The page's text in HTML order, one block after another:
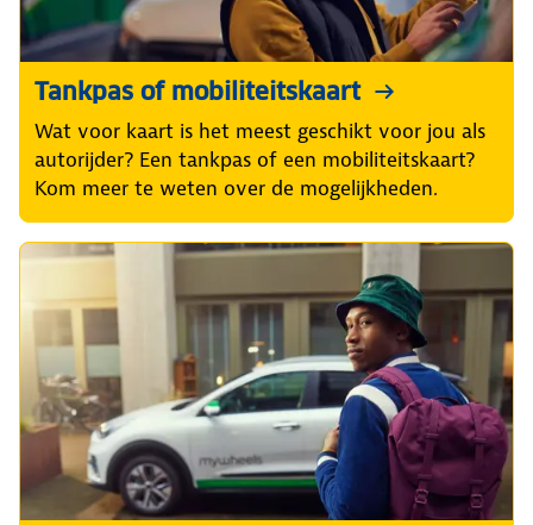
Tankpas of mobiliteitskaart
Wat voor kaart is het meest geschikt voor jou als
autorijder? Een tankpas of een mobiliteitskaart?
Kom meer te weten over de mogelijkheden.